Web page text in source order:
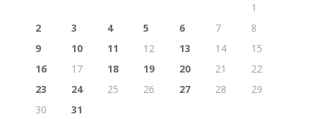
1
2
3 4 5 6 7
8
9
10 11 12 13 14
15
16
17 18 19 20 21
22
23
24 25 26 27 28
29
30
31